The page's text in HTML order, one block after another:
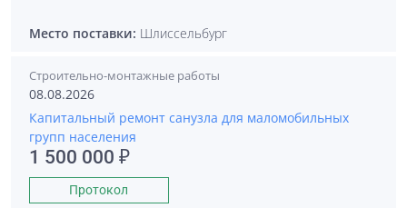
Место поставки: Шлиссельбург
Строительно-монтажные работы
08.08.2026
Капитальный ремонт санузла для маломобильных
групп населения
1 500 000 ₽
Протокол